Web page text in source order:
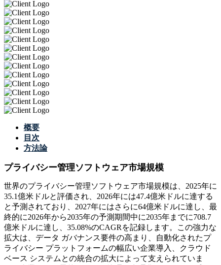
概要
目次
方法論
プライバシー管理ソフトウェア市場規模
世界のプライバシー管理ソフトウェア市場規模は、2025年に
35.1億米ドルと評価され、2026年には47.4億米ドルに達する
と予測されており、2027年にはさらに64億米ドルに達し、最
終的に2026年から2035年の予測期間中に2035年までに708.7
億米ドルに達し、35.08%のCAGRを記録します。この強力な
拡大は、データ ガバナンス要件の高まり、自動化されたプ
ライバシー プラットフォームの幅広い企業導入、クラウド
ベース システムとの統合の拡大によって支えられていま